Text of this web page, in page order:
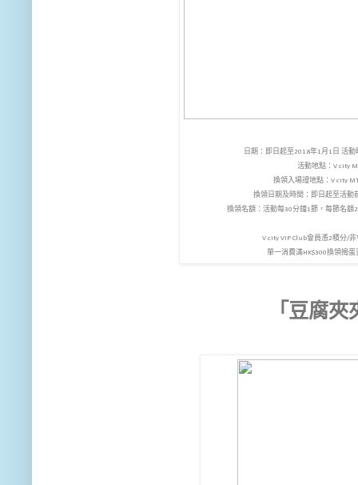
日期：即日起至2018年1月1日 活
活動地點：V city
換領入場證地點：V city
換領日期及時間：即日起至活動
換領名額：活動每30分鐘1節，每節名額
V city VIP Club會員憑2積分/
單一消費滿HK$300換領搗
「豆腐